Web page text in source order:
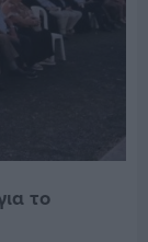
το